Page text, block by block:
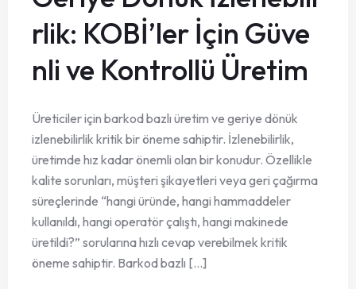
rlik: KOBİ’ler İçin Güve
nli ve Kontrollü Üretim
Üreticiler için barkod bazlı üretim ve geriye dönük
izlenebilirlik kritik bir öneme sahiptir. İzlenebilirlik,
üretimde hız kadar önemli olan bir konudur. Özellikle
kalite sorunları, müşteri şikayetleri veya geri çağırma
süreçlerinde “hangi üründe, hangi hammaddeler
kullanıldı, hangi operatör çalıştı, hangi makinede
üretildi?” sorularına hızlı cevap verebilmek kritik
öneme sahiptir. Barkod bazlı [...]